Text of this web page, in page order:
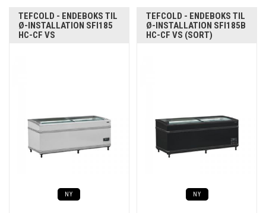
TEFCOLD - ENDEBOKS TIL
Ø-INSTALLATION SFI185
HC-CF VS
NY
TEFCOLD - ENDEBOKS TIL
Ø-INSTALLATION SFI185B
HC-CF VS (SORT)
NY